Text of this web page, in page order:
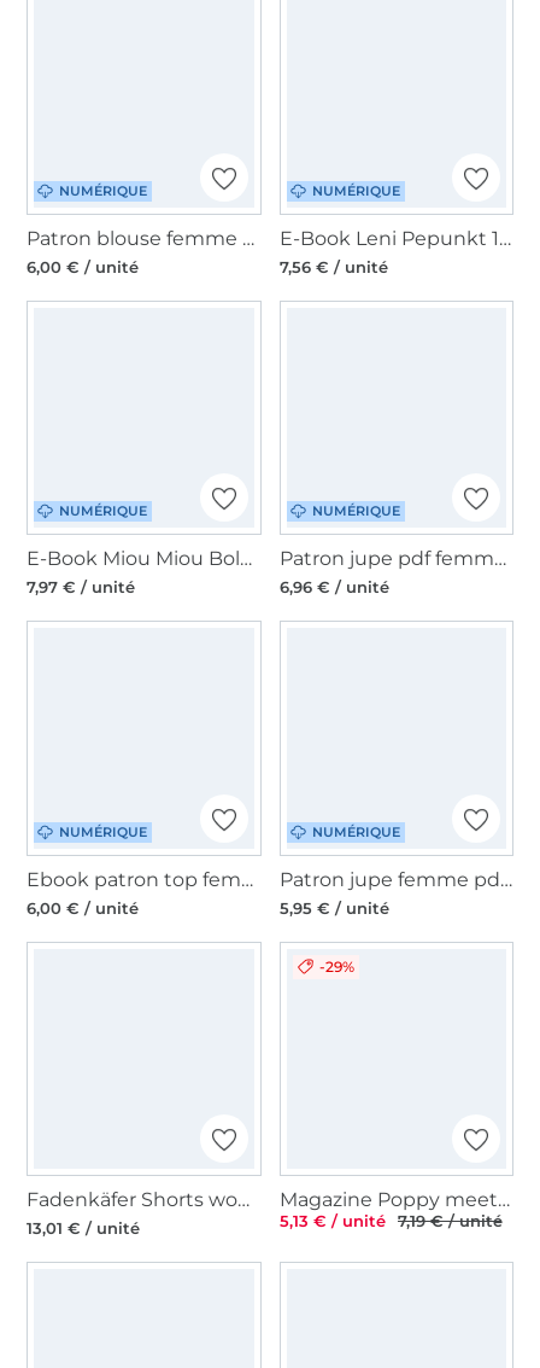
NUMÉRIQUE
Patron blouse femme pdf AnniNanni, en allemand
6,00 € / unité
NUMÉRIQUE
E-Book Leni Pepunkt 144 FLASH.Shirt, en allemand
7,56 € / unité
NUMÉRIQUE
E-Book Miou Miou Bolero veste / manteaux Danielle, en allemand
7,97 € / unité
NUMÉRIQUE
Patron jupe pdf femme Denia Meine Herzenswelt, en allemand
6,96 € / unité
NUMÉRIQUE
Ebook patron top femme pdf Heidi My Image S1318, en français
6,00 € / unité
NUMÉRIQUE
Patron jupe femme pdf Blanca La Bavarese, en allemand
5,95 € / unité
Fadenkäfer Shorts women, men, kids paper pattern, en allemand
13,01 € / unité
-29%
Magazine Poppy meets Pommé, Édition 26, en français
5,13 € / unité 7,19 € / unité